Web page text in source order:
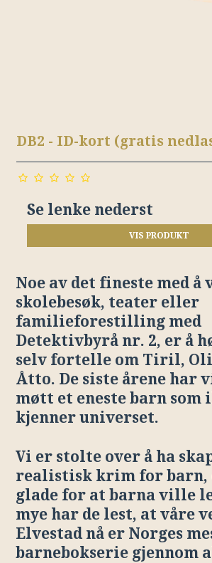
DB2 - ID-kort (gratis
Se lenke nederst
VIS PRODUKT
Noe av det fineste med å
skolebesøk, teater eller
familieforestilling med
Detektivbyrå nr. 2, er å
selv fortelle om Tiril,
Åtto. De siste årene har
møtt et eneste barn som
kjenner universet.
Vi er stolte over å ha
realistisk krim for barn,
glade for at barna ville
mye har de lest, at våre
Elvestad nå er Norges
barnebokserie gjennom